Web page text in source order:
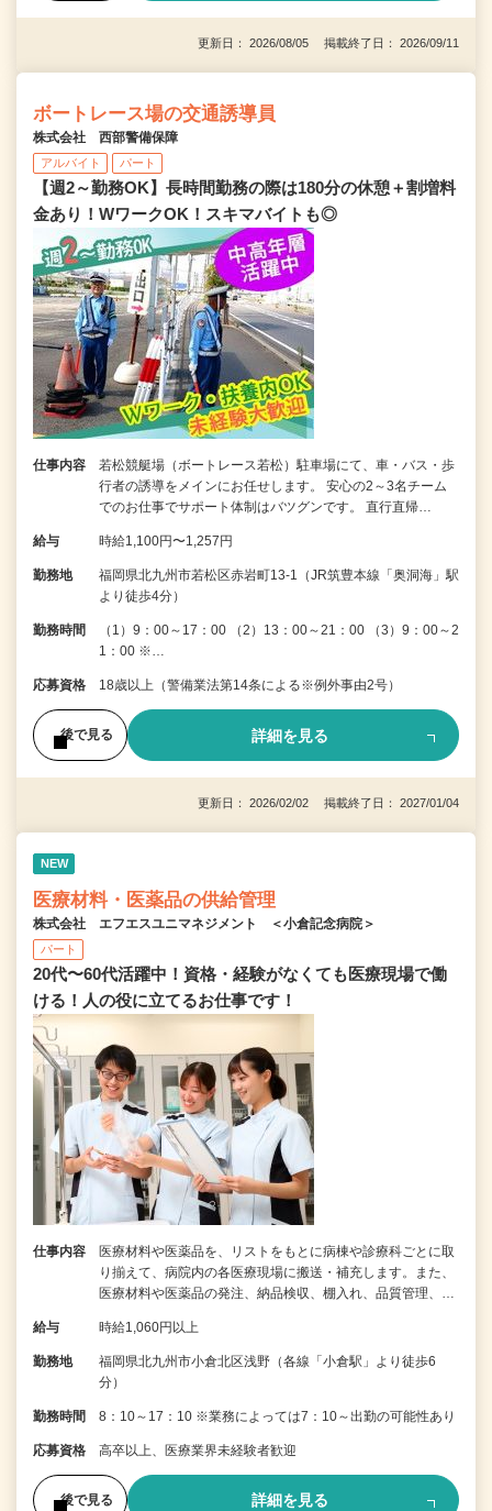
更新日： 2026/08/05 掲載終了日： 2026/09/11
ボートレース場の交通誘導員
株式会社 西部警備保障
アルバイト パート
【週2～勤務OK】長時間勤務の際は180分の休憩＋割増料
金あり！WワークOK！スキマバイトも◎
仕事内容
若松競艇場（ボートレース若松）駐車場にて、車・バス・歩
行者の誘導をメインにお任せします。 安心の2～3名チーム
でのお仕事でサポート体制はバツグンです。 直行直帰…
給与 時給1,100円〜1,257円
勤務地
福岡県北九州市若松区赤岩町13-1（JR筑豊本線「奥洞海」駅
より徒歩4分）
勤務時間
（1）9：00～17：00 （2）13：00～21：00 （3）9：00～2
1：00 ※…
応募資格 18歳以上（警備業法第14条による※例外事由2号）
後で見る 詳細を見る
更新日： 2026/02/02 掲載終了日： 2027/01/04
NEW
医療材料・医薬品の供給管理
株式会社 エフエスユニマネジメント ＜小倉記念病院＞
パート
20代〜60代活躍中！資格・経験がなくても医療現場で働
ける！人の役に立てるお仕事です！
仕事内容
医療材料や医薬品を、リストをもとに病棟や診療科ごとに取
り揃えて、病院内の各医療現場に搬送・補充します。また、
医療材料や医薬品の発注、納品検収、棚入れ、品質管理、…
給与 時給1,060円以上
勤務地
福岡県北九州市小倉北区浅野（各線「小倉駅」より徒歩6
分）
勤務時間 8：10～17：10 ※業務によっては7：10～出勤の可能性あり
応募資格 高卒以上、医療業界未経験者歓迎
後で見る 詳細を見る